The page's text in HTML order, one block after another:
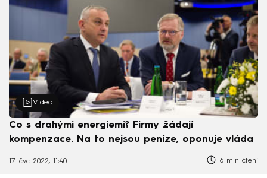
Video
Co s drahými energiemi? Firmy žádají
kompenzace. Na to nejsou peníze, oponuje vláda
17. čvc 2022, 11:40 6 min čtení